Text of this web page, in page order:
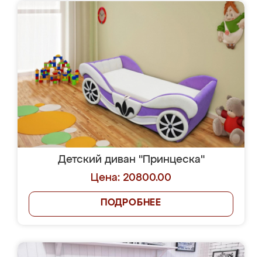
Детский диван "Принцеска"
Цена: 20800.00
ПОДРОБНЕЕ